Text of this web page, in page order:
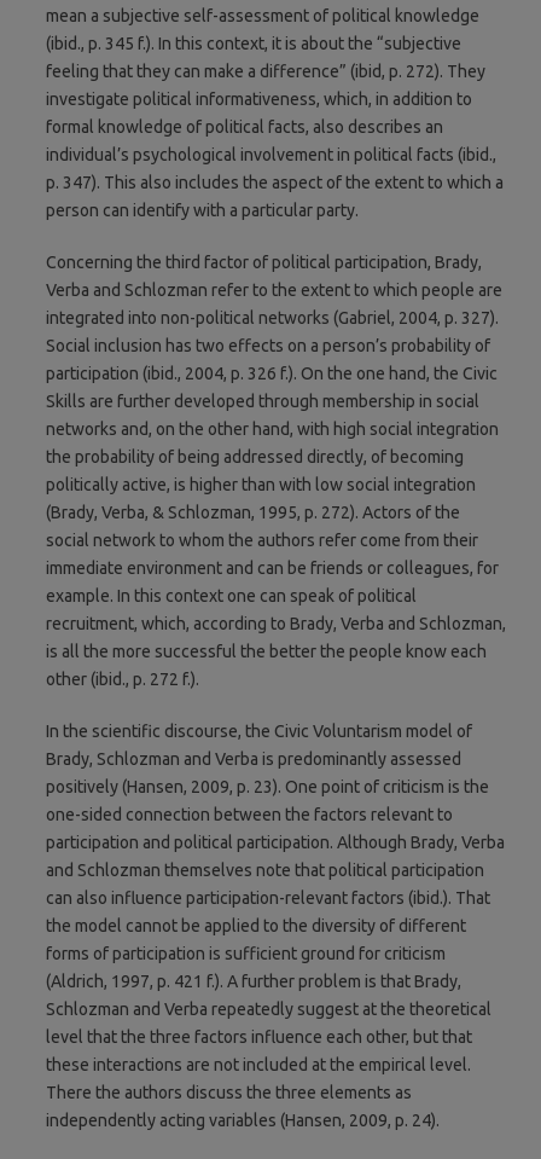
mean a subjective self-assessment of political knowledge
(ibid., p. 345 f.). In this context, it is about the “subjective
feeling that they can make a difference” (ibid, p. 272). They
investigate political informativeness, which, in addition to
formal knowledge of political facts, also describes an
individual’s psychological involvement in political facts (ibid.,
p. 347). This also includes the aspect of the extent to which a
person can identify with a particular party.
Concerning the third factor of political participation, Brady,
Verba and Schlozman refer to the extent to which people are
integrated into non-political networks (Gabriel, 2004, p. 327).
Social inclusion has two effects on a person’s probability of
participation (ibid., 2004, p. 326 f.). On the one hand, the Civic
Skills are further developed through membership in social
networks and, on the other hand, with high social integration
the probability of being addressed directly, of becoming
politically active, is higher than with low social integration
(Brady, Verba, & Schlozman, 1995, p. 272). Actors of the
social network to whom the authors refer come from their
immediate environment and can be friends or colleagues, for
example. In this context one can speak of political
recruitment, which, according to Brady, Verba and Schlozman,
is all the more successful the better the people know each
other (ibid., p. 272 f.).
In the scientific discourse, the Civic Voluntarism model of
Brady, Schlozman and Verba is predominantly assessed
positively (Hansen, 2009, p. 23). One point of criticism is the
one-sided connection between the factors relevant to
participation and political participation. Although Brady, Verba
and Schlozman themselves note that political participation
can also influence participation-relevant factors (ibid.). That
the model cannot be applied to the diversity of different
forms of participation is sufficient ground for criticism
(Aldrich, 1997, p. 421 f.). A further problem is that Brady,
Schlozman and Verba repeatedly suggest at the theoretical
level that the three factors influence each other, but that
these interactions are not included at the empirical level.
There the authors discuss the three elements as
independently acting variables (Hansen, 2009, p. 24).